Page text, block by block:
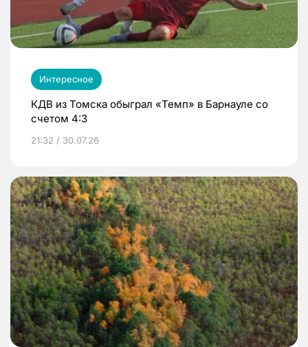
Интересное
КДВ из Томска обыграл «Темп» в Барнауле со
счетом 4:3
21:32 / 30.07.26